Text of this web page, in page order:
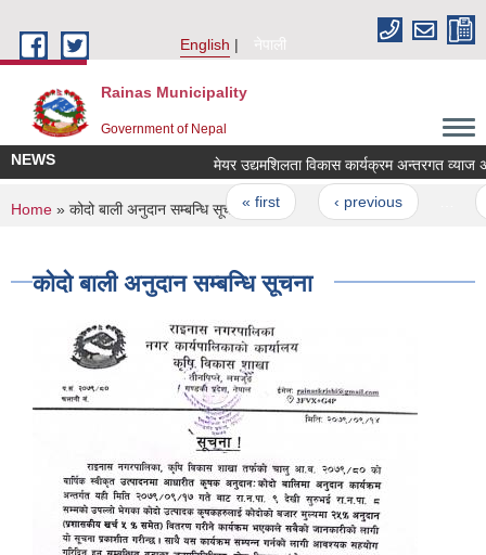
English
नेपाली
Rainas Municipality
Government of Nepal
NEWS मेयर उद्यमशिलता विकास कार्यक्रम अन्तरगत व्याज
Pages
« first ‹ previous
You are here
Home » कोदो बाली अनुदान सम्बन्धि सूचना
कोदो बाली अनुदान सम्बन्धि सूचना